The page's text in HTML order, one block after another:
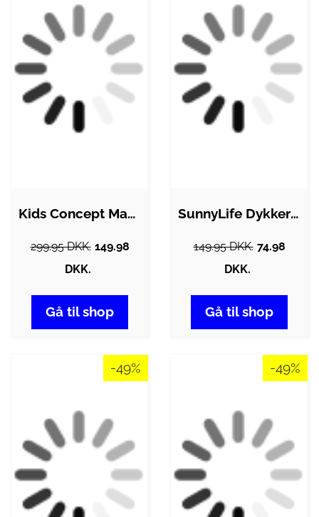
Kids Concept Mammut - Træ
299.95 DKK. 149.98
DKK.
Gå til shop
SunnyLife Dykkervægte - 3 stk. - Eli The…
149.95 DKK. 74.98
DKK.
Gå til shop
-49% -49%